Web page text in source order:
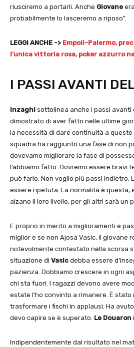
riusciremo a portarli. Anche Giovane
probabilmente lo lasceremo a riposo”.
LEGGI ANCHE -> Empoli-Palermo,
l’unica vittoria rosa, poker azzurro
I PASSI AVANTI
Inzaghi sottolinea anche i passi avanti
dimostrato di aver fatto nelle ultime
la necessità di dare continuità a queste
squadra ha raggiunto una fase di non
dovevamo migliorare la fase di
l’abbiamo fatto. Dovremo essere bravi
può farlo. Non voglio più passi indietro.
essere ripetuta. La normalità è questa,
alzano il loro livello, per gli altri sarà un
E proprio in merito a miglioramenti e
miglior e se non Ajosa Vasic, il giovane
notevolmente contestato nella scorsa
situazione di Vasic debba essere
pazienza. Dobbiamo crescere in ogni
chi sta fuori. I ragazzi devono avere
estate l’ho convinto a rimanere. È
trasformare i fischi in applausi. Ha
devo capire se è superato. Le Douaron
Indipendentemente dal risultato nel